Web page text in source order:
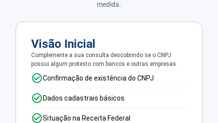
medida.
Visão Inicial
Complemente a sua consulta descobrindo se o CNPJ
possui algum protesto com bancos e outras empresas.
Confirmação de existência do CNPJ
Dados cadastrais básicos
Situação na Receita Federal